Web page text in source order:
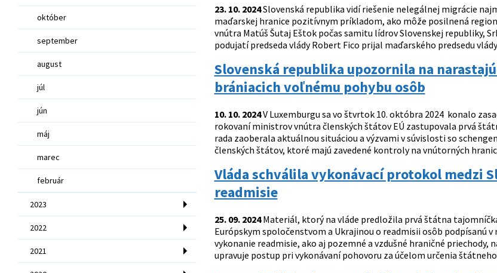
október
september
august
júl
jún
máj
marec
február
2023
2022
2021
23. 10. 2024Slovenská republika vidí riešenie nelegálnej migrácie
maďarskej hranice pozitívnym príkladom, ako môže posilnená
vnútra Matúš Šutaj Eštok počas samitu lídrov Slovenskej republiky,
podujatí predseda vlády Robert Fico prijal maďarského predsedu
Slovenská republika upozornila na
brániacich voľnému pohybu osôb
10. 10. 2024V Luxemburgu sa vo štvrtok 10. októbra 2024 konalo
rokovaní ministrov vnútra členských štátov EÚ zastupovala prvá
rada zaoberala aktuálnou situáciou a výzvami v súvislosti so
členských štátov, ktoré majú zavedené kontroly na vnútorných
Vláda schválila vykonávací protokol medzi
readmisie
25. 09. 2024Materiál, ktorý na vláde predložila prvá štátna
Európskym spoločenstvom a Ukrajinou o readmisii osôb podpísanú
vykonanie readmisie, ako aj pozemné a vzdušné hraničné
upravuje postup pri vykonávaní pohovoru za účelom určenia